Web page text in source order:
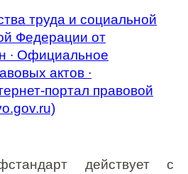
труда и социальной
Федерации от
∙ Официальное
актов ∙
портал правовой
действует с